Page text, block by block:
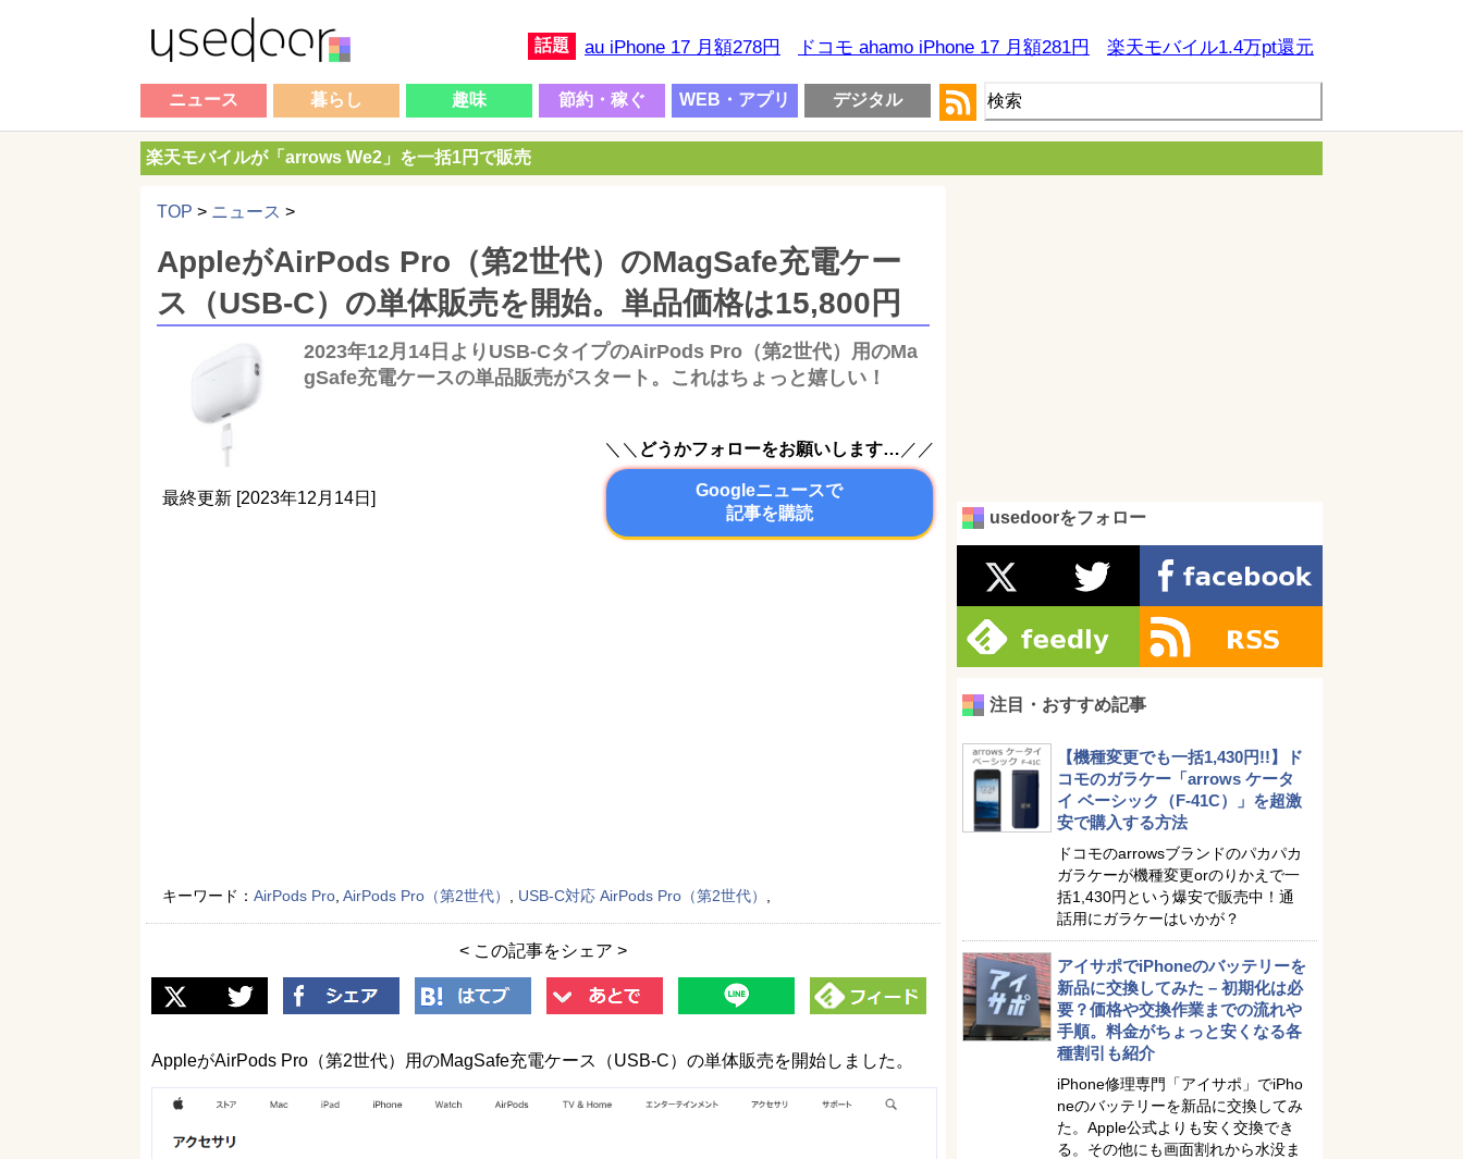
話題 au iPhone 17 月額278円 ドコモ ahamo iPhone 17 月額281円 楽天モバイル1.4万pt還元
ニュース 暮らし 趣味 節約・稼ぐ WEB・アプリ デジタル
楽天モバイルが「arrows We2」を一括1円で販売
TOP > ニュース >
AppleがAirPods Pro（第2世代）のMagSafe充電ケー
ス（USB-C）の単体販売を開始。単品価格は15,800円
2023年12月14日よりUSB-CタイプのAirPods Pro（第2世代）用のMa
gSafe充電ケースの単品販売がスタート。これはちょっと嬉しい！
最終更新 [2023年12月14日]
＼＼ どうかフォローをお願いします… ／／
Googleニュースで
記事を購読
キーワード： AirPods Pro AirPods Pro（第2世代） USB-C対応 AirPods Pro（第2世代）
< この記事をシェア >
AppleがAirPods Pro（第2世代）用のMagSafe充電ケース（USB-C）の単体販売を開始しました。
usedoorをフォロー
注目・おすすめ記事
【機種変更でも一括1,430円!!】ド
コモのガラケー「arrows ケータ
イ ベーシック（F-41C）」を超激
安で購入する方法
ドコモのarrowsブランドのパカパカ
ガラケーが機種変更orのりかえで一
括1,430円という爆安で販売中！通
話用にガラケーはいかが？
アイサポでiPhoneのバッテリーを
新品に交換してみた – 初期化は必
要？価格や交換作業までの流れや
手順。料金がちょっと安くなる各
種割引も紹介
iPhone修理専門「アイサポ」でiPho
neのバッテリーを新品に交換してみ
た。Apple公式よりも安く交換でき
る。その他にも画面割れから水没ま